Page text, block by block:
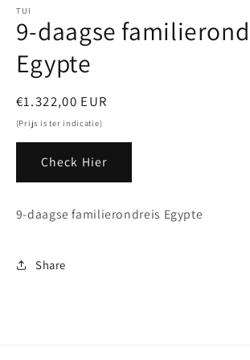
openen
in
modaal
TUI
9-daagse
Egypte
Normale
prijs
€1.322,00 EUR
(Prijs is ter indicatie)
Check Hier
9-daagse familierondreis Egypte
Share